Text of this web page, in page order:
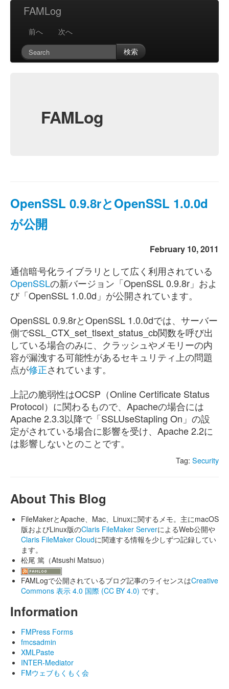
FAMLog
前へ
次へ
検索
FAMLog
OpenSSL 0.9.8rとOpenSSL 1.0.0d
が公開
February 10, 2011
通信暗号化ライブラリとして広く利用されている
OpenSSLの新バージョン「OpenSSL 0.9.8r」およ
び「OpenSSL 1.0.0d」が公開されています。
OpenSSL 0.9.8rとOpenSSL 1.0.0dでは、サーバー
側でSSL_CTX_set_tlsext_status_cb関数を呼び出
している場合のみに、クラッシュやメモリーの内
容が漏洩する可能性があるセキュリティ上の問題
点が修正されています。
上記の脆弱性はOCSP（Online Certificate Status
Protocol）に関わるもので、Apacheの場合には
Apache 2.3.3以降で「SSLUseStapling On」の設
定がされている場合に影響を受け、Apache 2.2に
は影響しないとのことです。
Tag: Security
About This Blog
FileMakerとApache、Mac、Linuxに関するメモ。主にmacOS
版およびLinux版のClaris FileMaker ServerによるWeb公開や
Claris FileMaker Cloudに関連する情報を少しずつ記録してい
ます。
松尾 篤（Atsushi Matsuo）
FAMLogで公開されているブログ記事のライセンスはCreative
Commons 表示 4.0 国際 (CC BY 4.0) です。
Information
FMPress Forms
fmcsadmin
XMLPaste
INTER-Mediator
FMウェブもくもく会